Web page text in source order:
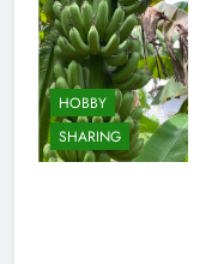
HOBBY
SHARING